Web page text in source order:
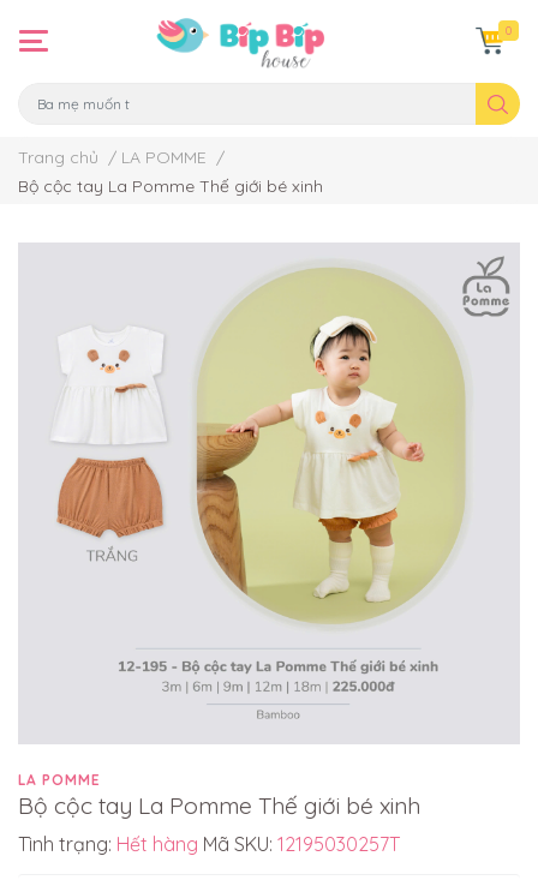
0
Trang chủ / LA POMME /
Bộ cộc tay La Pomme Thế giới bé xinh
LA POMME
Bộ cộc tay La Pomme Thế giới bé xinh
Tình trạng: Hết hàng Mã SKU: 12195030257T